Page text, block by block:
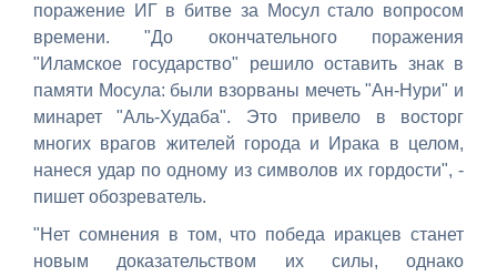
поражение ИГ в битве за Мосул стало вопросом
времени. "До окончательного поражения
"Иламское государство" решило оставить знак в
памяти Мосула: были взорваны мечеть "Ан-Нури" и
минарет "Аль-Худаба". Это привело в восторг
многих врагов жителей города и Ирака в целом,
нанеся удар по одному из символов их гордости", -
пишет обозреватель.
"Нет сомнения в том, что победа иракцев станет
новым доказательством их силы, однако